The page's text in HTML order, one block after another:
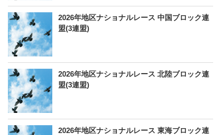
2026年地区ナショナルレース 中国ブロック連
盟(3連盟)
2026年地区ナショナルレース 北陸ブロック連
盟(3連盟)
2026年地区ナショナルレース 東海ブロック連